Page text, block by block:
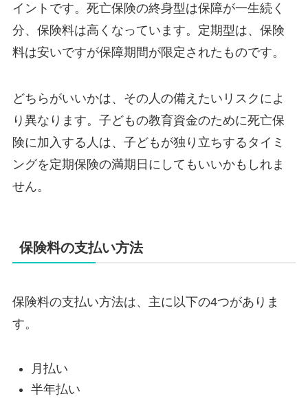
イントです。死亡保険の終身型は保障が一生続く
分、保険料は高くなっています。定期型は、保険
料は安いですが保障期間が限定されたものです。
どちらがいいかは、その人の備えたいリスクによ
り異なります。子どもの教育資金のために死亡保
険に加入する人は、子どもが独り立ちするタイミ
ングを定期保険の満期日にしてもいいかもしれま
せん。
保険料の支払い方法
保険料の支払い方法は、主に以下の4つがありま
す。
月払い
半年払い